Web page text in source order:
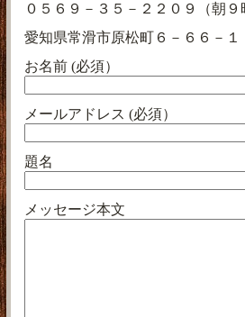
０５６９－３５－２２０９（朝９
愛知県常滑市原松町６－６６－１
お名前 (必須）
メールアドレス (必須）
題名
メッセージ本文